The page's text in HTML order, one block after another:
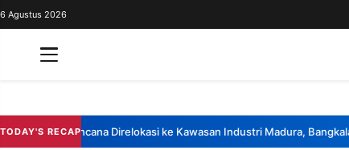
REDAKSI
6 Agustus 2026
TODAY'S RECAP
Berencana Direlokasi ke Kawasan Industri Madura, Bangkalan•